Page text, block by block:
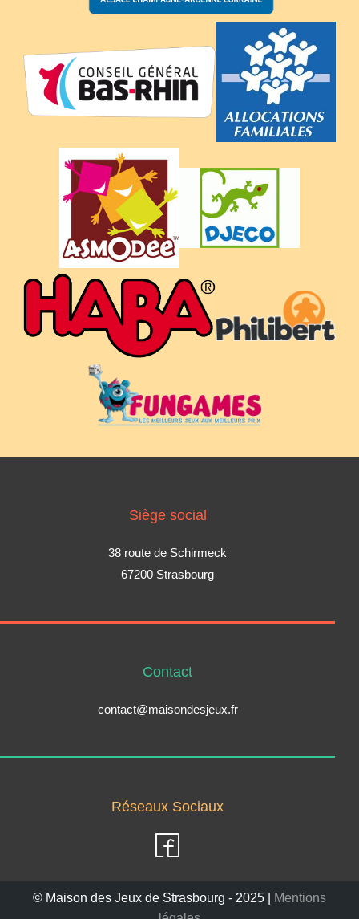
Siège social
38 route de Schirmeck
67200 Strasbourg
Contact
contact@maisondesjeux.fr
Réseaux Sociaux
© Maison des Jeux de Strasbourg - 2025 |
Mentions